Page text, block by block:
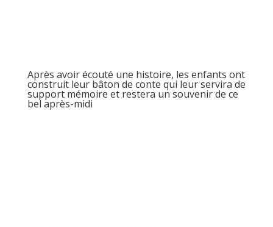
Après avoir écouté une histoire, les enfants ont
construit leur bâton de conte qui leur servira de
support mémoire et restera un souvenir de ce
bel après-midi